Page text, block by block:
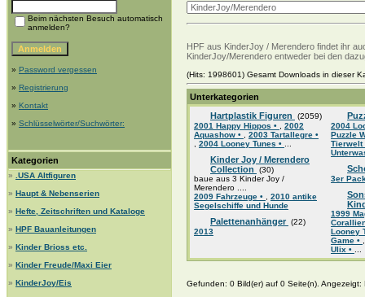
Beim nächsten Besuch automatisch
anmelden?
» Password vergessen
» Registrierung
» Kontakt
» Schlüsselwörter/Suchwörter:
Kategorien
»
.USA Altfiguren
» Haupt & Nebenserien
» Hefte, Zeitschriften und Kataloge
» HPF Bauanleitungen
» Kinder Brioss etc.
» Kinder Freude/Maxi Eier
» KinderJoy/Eis
HPF aus KinderJoy / Merendero findet ihr
KinderJoy/Merendero entweder bei den
(Hits: 1998601) Gesamt Downloads in dieser
Unterkategorien
Hartplastik Figuren
(2059)
2001 Happy Hippos •
2002
Aquashow •
2003 Tartallegre •
2004 Looney Tunes •
Kinder Joy / Merendero
Collection
(30)
baue aus 3 Kinder Joy /
Merendero ....
2009 Fahrzeuge •
2010 antike
Segelschiffe und Hunde
Palettenanhänger (22)
2013
2004
Puzzle
Tierwelt
3er
1999
Looney
Game •
Ulix •
Gefunden: 0 Bild(er) auf 0 Seite(n). Angezeigt: